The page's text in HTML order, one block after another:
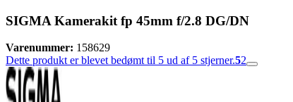
SIGMA Kamerakit fp 45mm f/2.8 DG/DN
Varenummer: 158629
Dette produkt er blevet bedømt til 5 ud af 5 stjerner.52